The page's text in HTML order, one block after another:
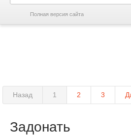
Полная версия сайта
Назад 1 2 3
Задонать